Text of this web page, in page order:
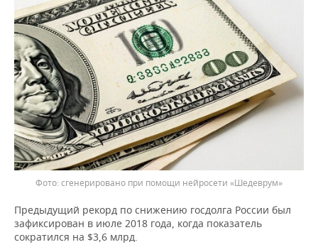
ВОДНЫЕ ВИДЫ СПОРТА
ХОККЕЙ С МЯЧОМ
ОБРАЗОВАНИЕ
ПРОИСШЕСТВИЯ
сгенерировано при помощи нейросети «Шедеврум»
Предыдущий рекорд по снижению госдолга России был
зафиксирован в июле 2018 года, когда показатель
сократился на $3,6 млрд.